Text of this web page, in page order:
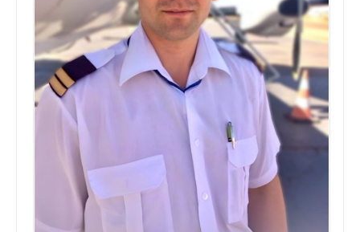
КАНАЛ КИЇВ. NEWSROOM
ТЕРНІВСЬКЕ ТЕЛЕБАЧЕННЯ
ГАЗЕТА `УРЯДОВИЙ КУР`ЄР`
ЖУРНАЛ `ІНТЕРНАУКА`
ВБФ ЖУРНАЛІСТСЬКА ІНІЦИАТИВА
MILLENIUM CLUB
ТЕТЯНА ПУТІНЦЕВА ВІДЗНАЧЕНА
НАГОРОДОЮ УКРАЇНИ «ОРДЕНОМ
КОРОЛЕВИ АННИ „ЧЕСТЬ ВІТЧИЗНИ“
МЕДИЧНИЙ ЦЕНТР КАМ'ЯНЕЦЬ-
ПОДІЛЬСЬКИЙ